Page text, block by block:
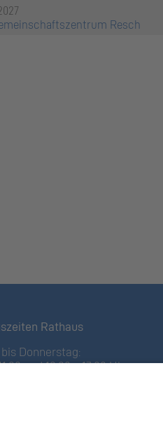
Resch
Rathaus
Donnerstag:
und 13:30 – 17:00 Uhr